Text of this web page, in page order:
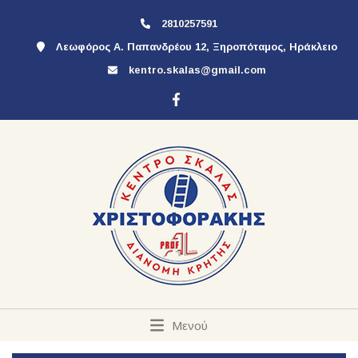
2810257591
Λεωφόρος Α. Παπανδρέου 12, Ξηροπόταμος, Ηράκλειο
kentro.skalas@gmail.com
Μενού